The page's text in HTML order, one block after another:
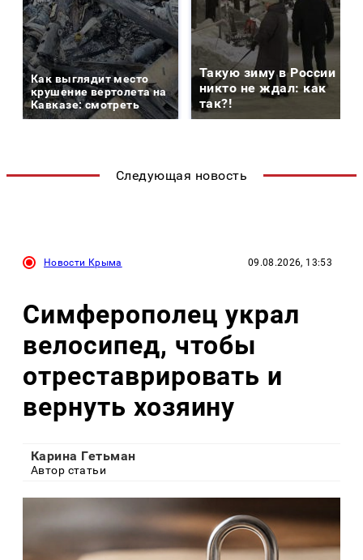
Как выглядит место
крушение вертолета на
Кавказе: смотреть
Такую зиму в России
никто не ждал: как
так?!
Следующая новость
Новости Крыма 09.08.2026, 13:53
Симферополец украл
велосипед, чтобы
отреставрировать и
вернуть хозяину
Карина Гетьман
Автор статьи